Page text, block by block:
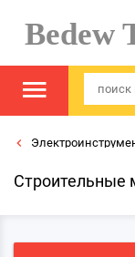
Bedew
Строительные